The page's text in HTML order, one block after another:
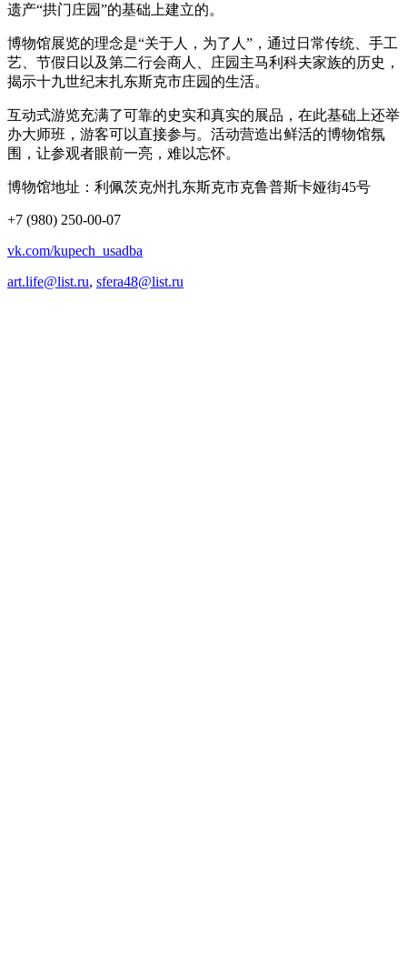
遗产“拱门庄园”的基础上建立的。
博物馆展览的理念是“关于人，为了人”，通过日常传统、手工
艺、节假日以及第二行会商人、庄园主马利科夫家族的历史，
揭示十九世纪末扎东斯克市庄园的生活。
互动式游览充满了可靠的史实和真实的展品，在此基础上还举
办大师班，游客可以直接参与。活动营造出鲜活的博物馆氛
围，让参观者眼前一亮，难以忘怀。
博物馆地址：利佩茨克州扎东斯克市克鲁普斯卡娅街45号
+7 (980) 250-00-07
vk.com/kupech_usadba
art.life@list.ru, sfera48@list.ru